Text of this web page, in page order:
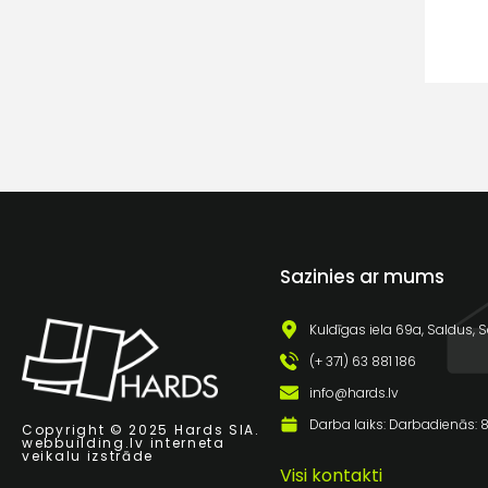
Copyright © 2025 Hards SIA.
webbuilding.lv interneta
veikalu izstrāde
Sazinies ar mums
Kuldīgas iela 69a, Saldus,
(+ 371) 63 881 186
info@hards.lv
Darba laiks: Darbadienās:
Visi kontakti